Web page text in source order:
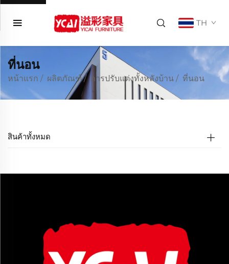
TH
ที่นอน
หน้าแรก / ผลิตภัณฑ์/การปรับแต่งทั้งหลังบ้าน / ที่นอน
สินค้าทั้งหมด